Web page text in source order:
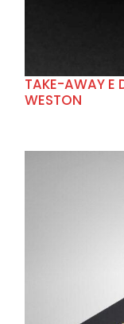
TAKE-AWAY E
WESTON